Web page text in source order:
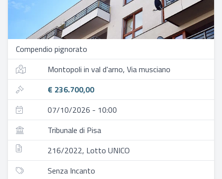
Compendio pignorato
Montopoli in val d'arno, Via musciano
€ 236.700,00
07/10/2026 - 10:00
Tribunale di Pisa
216/2022, Lotto UNICO
Senza Incanto